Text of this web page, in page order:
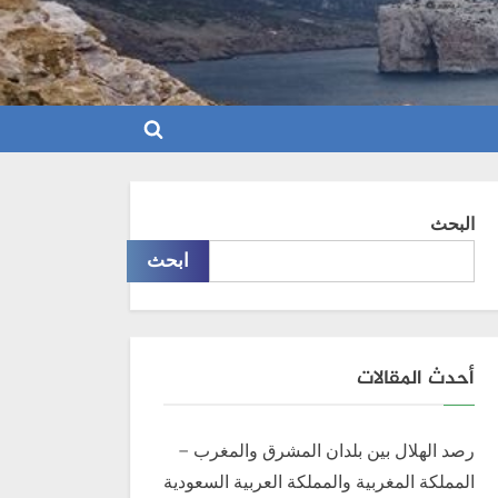
Toggle
البحث
ابحث
أحدث المقالات
رصد الهلال بين بلدان المشرق والمغرب –
المملكة المغربية والمملكة العربية السعودية